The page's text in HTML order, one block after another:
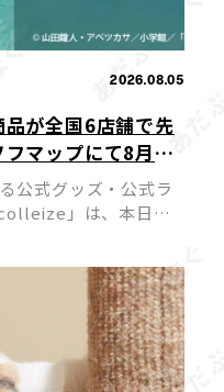
2026.08.05
品が全国6店舗で先
マップにて8月5
公式グッズ・公式ラ
」は、本日